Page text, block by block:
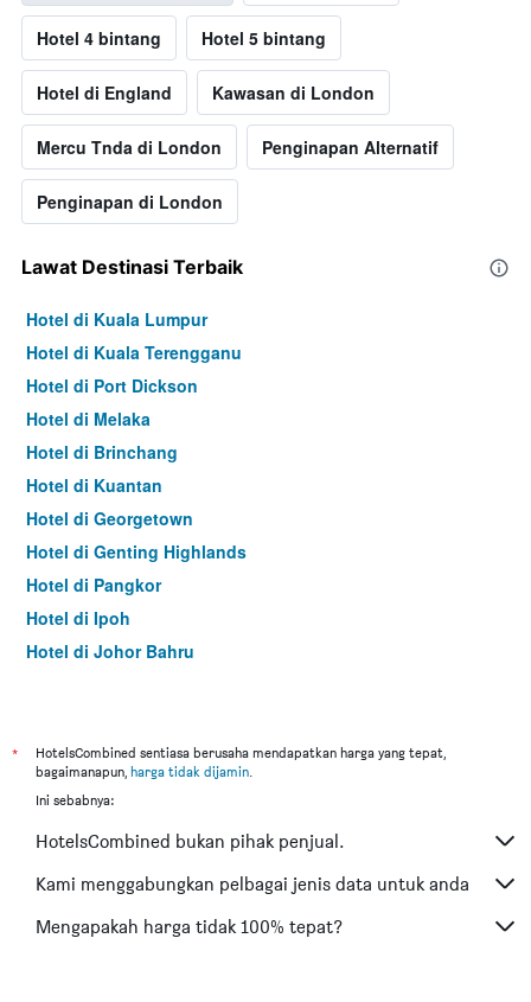
Hotel 4 bintang Hotel 5 bintang
Hotel di England Kawasan di London
Mercu Tnda di London Penginapan Alternatif
Penginapan di London
Lawat Destinasi Terbaik
Hotel di Kuala Lumpur
Hotel di Kuala Terengganu
Hotel di Port Dickson
Hotel di Melaka
Hotel di Brinchang
Hotel di Kuantan
Hotel di Georgetown
Hotel di Genting Highlands
Hotel di Pangkor
Hotel di Ipoh
Hotel di Johor Bahru
Hotel di Kuching
Hotel di Tokyo
Hotel di Bangkok
Hotel di Putrajaya
Hotel di Shah Alam
*
HotelsCombined sentiasa berusaha mendapatkan harga yang tepat,
bagaimanapun, harga tidak dijamin.
Ini sebabnya:
HotelsCombined bukan pihak penjual.
Kami menggabungkan pelbagai jenis data untuk anda
Mengapakah harga tidak 100% tepat?